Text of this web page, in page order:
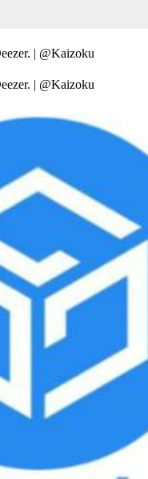
| @Kaizoku
| @Kaizoku